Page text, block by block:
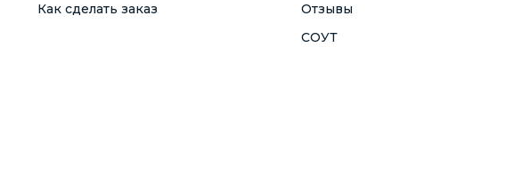
Как сделать заказ
Отзывы
СОУТ